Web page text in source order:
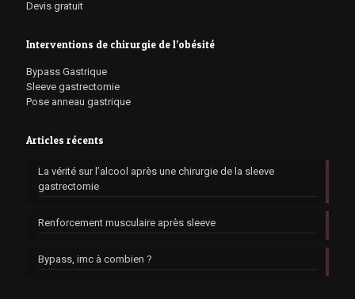
Devis gratuit
Interventions de chirurgie de l’obésité
Bypass Gastrique
Sleeve gastrectomie
Pose anneau gastrique
Articles récents
La vérité sur l’alcool après une chirurgie de la sleeve
gastrectomie
Renforcement musculaire après sleeve
Bypass, imc à combien ?